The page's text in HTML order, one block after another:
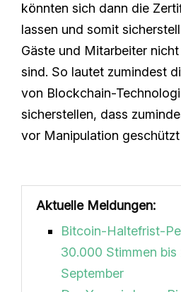
könnten sich dann die
lassen und somit
Gäste und Mitarbeiter
sind. So lautet zumindest
von Blockchain-
sicherstellen, dass
vor Manipulation geschützt
Aktuelle Meldungen:
Bitcoin-Haltefrist-
30.000 Stimmen bis
September